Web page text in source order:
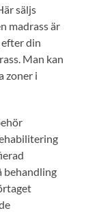
säljs
madrass är
din
Man kan
zoner i
behandling